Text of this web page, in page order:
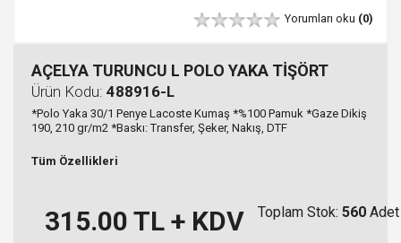
Yorumları oku (0)
AÇELYA TURUNCU L POLO YAKA TİŞÖRT
Ürün Kodu: 488916-L
*Polo Yaka 30/1 Penye Lacoste Kumaş *%100 Pamuk *Gaze Dikiş
190, 210 gr/m2 *Baskı: Transfer, Şeker, Nakış, DTF
Tüm Özellikleri
315.00 TL + KDV Toplam Stok: 560 Adet